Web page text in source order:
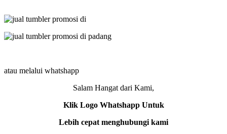
atau melalui whatshapp
Salam Hangat dari Kami,
Klik Logo Whatshapp Untuk
Lebih cepat menghubungi kami